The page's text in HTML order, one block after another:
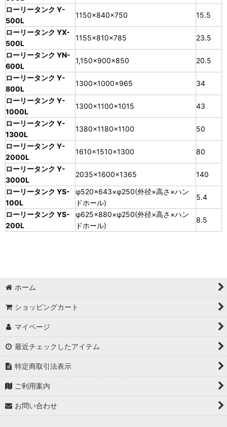
ローリータンク Y-
500L
1150×840×750
15.5
ローリータンク YX-
500L
1155×810×785
23.5
ローリータンク YN-
600L
1,150×900×850
20.5
ローリータンク Y-
800L
1300×1000×965
34
ローリータンク Y-
1000L
1300×1100×1015
43
ローリータンク Y-
1300L
1380×1180×1100
50
ローリータンク Y-
2000L
1610×1510×1300
80
ローリータンク Y-
3000L
2035×1600×1365
140
ローリータンク YS-
100L
φ520×643×φ250(外径×高さ×ハン
ドホール)
5.4
ローリータンク YS-
200L
φ625×880×φ250(外径×高さ×ハン
ドホール)
8.5
ホーム
ショッピングカート
マイページ
最近チェックしたアイテム
特定商取引法表示
ご利用案内
お問い合わせ